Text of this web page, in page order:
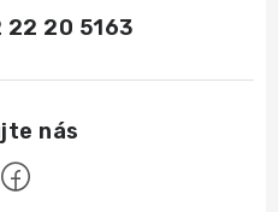
22 20 5163